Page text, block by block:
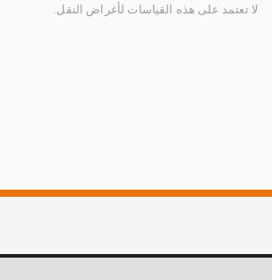
لا تعتمد على هذه القياسات لأغراض النقل.